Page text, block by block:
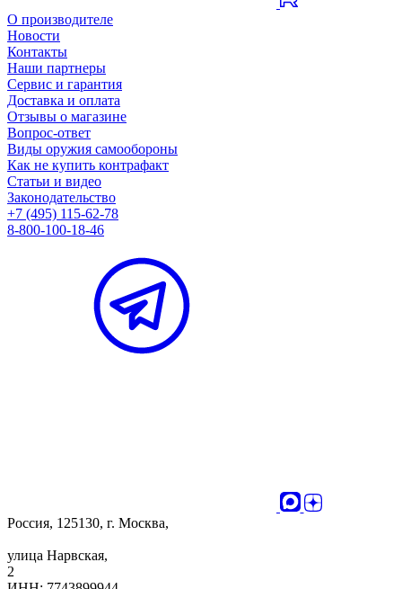
О производителе
Новости
Контакты
Наши партнеры
Сервис и гарантия
Доставка и оплата
Отзывы о магазине
Вопрос-ответ
Виды оружия самообороны
Как не купить контрафакт
Статьи и видео
Законодательство
+7 (495) 115-62-78
8-800-100-18-46
Россия, 125130, г. Москва,
улица Нарвская,
2